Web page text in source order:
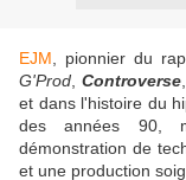
EJM , pionnier du
G'Prod ,Controverse
et dans l'histoire du
des années 90,
démonstration de
et une production